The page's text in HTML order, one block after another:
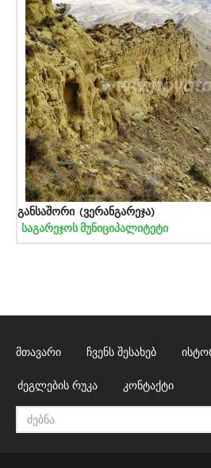
განსაშორი (ვერანგარეჯა)
საგარეჯოს მუნიციპალიტეტი
მთავარი ჩვენს შესახებ
ძეგლების რუკა კონტაქტი